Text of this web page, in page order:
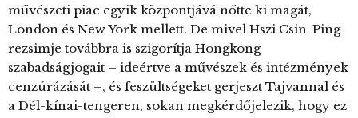
művészeti piac egyik központjává nőtte ki magát,
London és New York mellett. De mivel Hszi Csin-Ping
rezsimje továbbra is szigorítja Hongkong
szabadságjogait – ideértve a művészek és intézmények
cenzúrázását –, és feszültségeket gerjeszt Tajvannal és
a Dél-kínai-tengeren, sokan megkérdőjelezik, hogy ez